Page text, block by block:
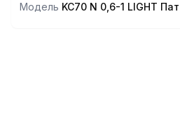
Модель KC70 N 0,6-1 LIGHT